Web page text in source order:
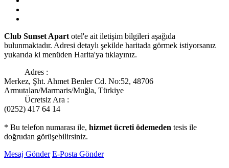
Club Sunset Apart otel'e ait iletişim bilgileri aşağıda
bulunmaktadır. Adresi detaylı şekilde haritada görmek istiyorsanız
yukarıda ki menüden Harita'ya tıklayınız.
Adres :
Merkez, Şht. Ahmet Benler Cd. No:52, 48706
Armutalan/Marmaris/Muğla, Türkiye
Ücretsiz Ara :
(0252) 417 64 14
* Bu telefon numarası ile, hizmet ücreti ödemeden tesis ile
doğrudan görüşebilirsiniz.
Mesaj Gönder E-Posta Gönder